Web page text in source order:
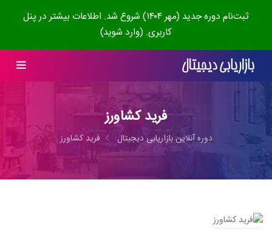
ثبت‌نام دوره جدید (مهر ۱۴۰۴) شروع شد. اطلاعات بیشتر در پنل
کاربری. (وارد شوید)
فرید کشاورز
دوره آنلاین بازاریابی دیجیتال فرید کشاورز